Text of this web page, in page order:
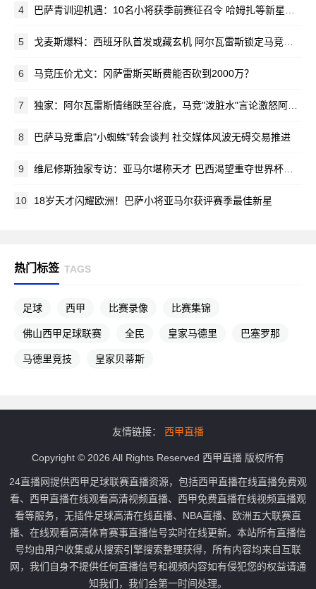
4 巴萨青训迎机遇：10名小将获季前赛征召令 哈姆扎等新星在列
5 戈麦斯爆料：西班牙队首发或藏玄机 阿尔瓦雷斯锁定马竞新赛季蓝图
6 马竞压价尤文：冈萨雷斯买断费能否砍到2000万？
7 独家：阿尔瓦雷斯情绪跌至谷底，马竞"泼脏水"言论激怒阿根廷新星
8 巴萨马竞重启"小蜘蛛"转会谈判 社交媒体风波无碍交易推进
9 维尼修斯独家专访：亚马尔堪称天才 巴西渴望重夺世界杯荣耀
10 18岁天才闪耀欧洲！巴萨小将亚马尔获评赛季最佳新星
热门标签 TAGS
足球 西甲 比赛录像 比赛集锦
佛山西甲足球联赛 全民 皇家马德里 巴塞罗那
马德里竞技 皇家贝蒂斯
友情链接： 西甲直播
Copyright © 2026 All Rights Reserved 西甲直播 版权所有
24直播网提供西甲足球联赛直播资源，包括西甲直播在线直播免费观
看、西甲直播在线观看高清视频直播、西甲免费直播在线视频直播观
看等服务，无插件足球高清在线直播、NBA直播、欧洲五大联赛直
播、在线观看高清体育赛事直播信号实时在线更新。本站所有直播信
号均由用户收集或从搜索引擎搜索整理获得，所有内容均来自互联
网，我们自身不提供任何直播信号和视频内容如有侵犯您的权益请通
知我们，我们会第一时间处理。